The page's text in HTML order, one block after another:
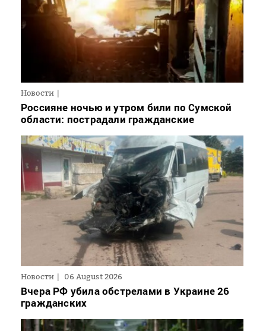
Новости
Россияне ночью и утром били по Сумской
области: пострадали гражданские
Новости 06 August 2026
Вчера РФ убила обстрелами в Украине 26
гражданских